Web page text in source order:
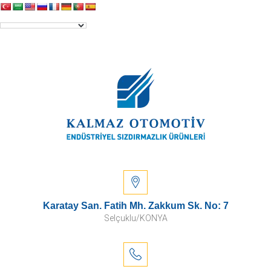
Karatay San. Fatih Mh. Zakkum Sk. No: 7
Selçuklu/KONYA